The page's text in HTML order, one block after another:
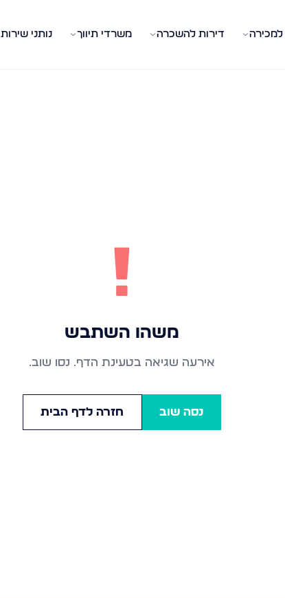
למכירה דירות להשכרה משרדי תיווך נותני שירות
!
משהו השתבש
אירעה שגיאה בטעינת הדף. נסו שוב.
נסה שוב חזרה לדף הבית